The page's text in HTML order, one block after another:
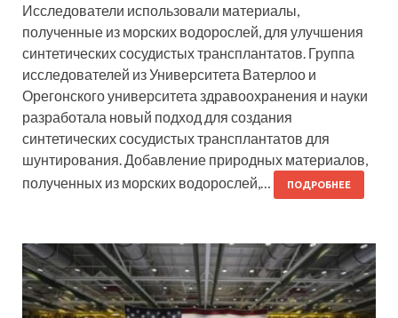
Исследователи использовали материалы,
полученные из морских водорослей, для улучшения
синтетических сосудистых трансплантатов. Группа
исследователей из Университета Ватерлоо и
Орегонского университета здравоохранения и науки
разработала новый подход для создания
синтетических сосудистых трансплантатов для
шунтирования. Добавление природных материалов,
полученных из морских водорослей,…
ПОДРОБНЕЕ